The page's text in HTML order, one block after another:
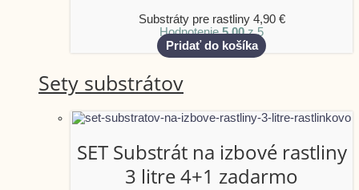
Substráty pre rastliny 4,90 €
Hodnotenie5.00z 5
Pridať do košíka
Sety substrátov
SET Substrát na izbové rastliny
3 litre 4+1 zadarmo